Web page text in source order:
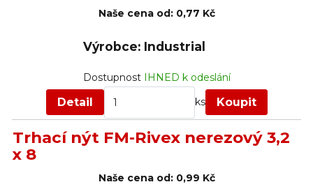
Naše cena od:0,77 Kč
Výrobce: Industrial
DostupnostIHNED k odeslání
Detail ks Koupit
Trhací nýt FM-Rivex nerezový 3,2
x 8
Naše cena od:0,99 Kč